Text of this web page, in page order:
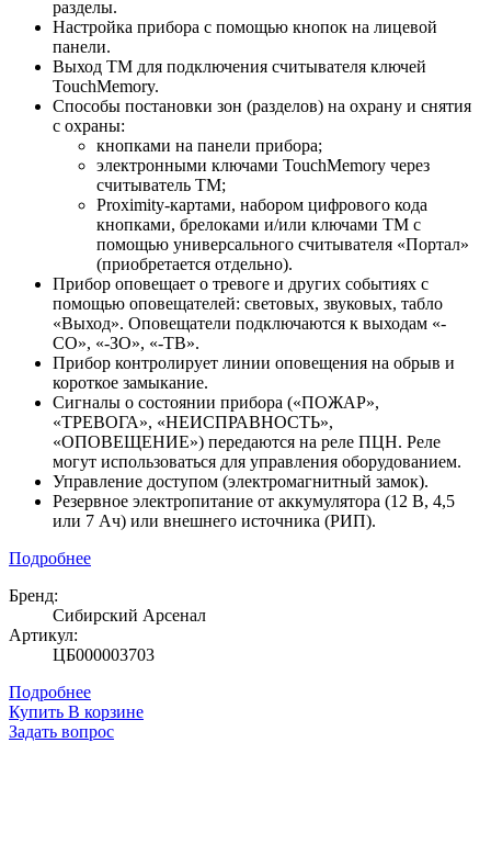
разделы.
Настройка прибора с помощью кнопок на лицевой
панели.
Выход ТМ для подключения считывателя ключей
TouchMemory.
Способы постановки зон (разделов) на охрану и снятия
с охраны:
кнопками на панели прибора;
электронными ключами TouchMemory через
считыватель ТМ;
Proximity-картами, набором цифрового кода
кнопками, брелоками и/или ключами ТМ с
помощью универсального считывателя «Портал»
(приобретается отдельно).
Прибор оповещает о тревоге и других событиях с
помощью оповещателей: световых, звуковых, табло
«Выход». Оповещатели подключаются к выходам «-
СО», «-ЗО», «-ТВ».
Прибор контролирует линии оповещения на обрыв и
короткое замыкание.
Сигналы о состоянии прибора («ПОЖАР»,
«ТРЕВОГА», «НЕИСПРАВНОСТЬ»,
«ОПОВЕЩЕНИЕ») передаются на реле ПЦН. Реле
могут использоваться для управления оборудованием.
Управление доступом (электромагнитный замок).
Резервное электропитание от аккумулятора (12 В, 4,5
или 7 Ач) или внешнего источника (РИП).
Подробнее
Бренд:
Сибирский Арсенал
Артикул:
ЦБ000003703
Подробнее
Купить В корзине
Задать вопрос